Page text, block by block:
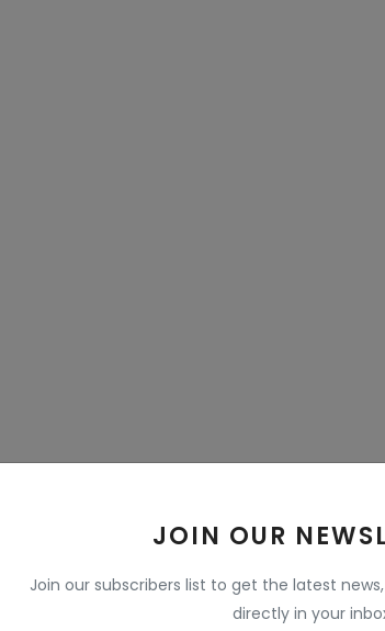
JOIN OUR
Join our subscribers list to get the latest
directly in your
जो जिला परिषद सदस्य हैं। अपने आधिकारिक
व्यक्ति हैं। वह कार्यकर्ता जिसका असर दूर